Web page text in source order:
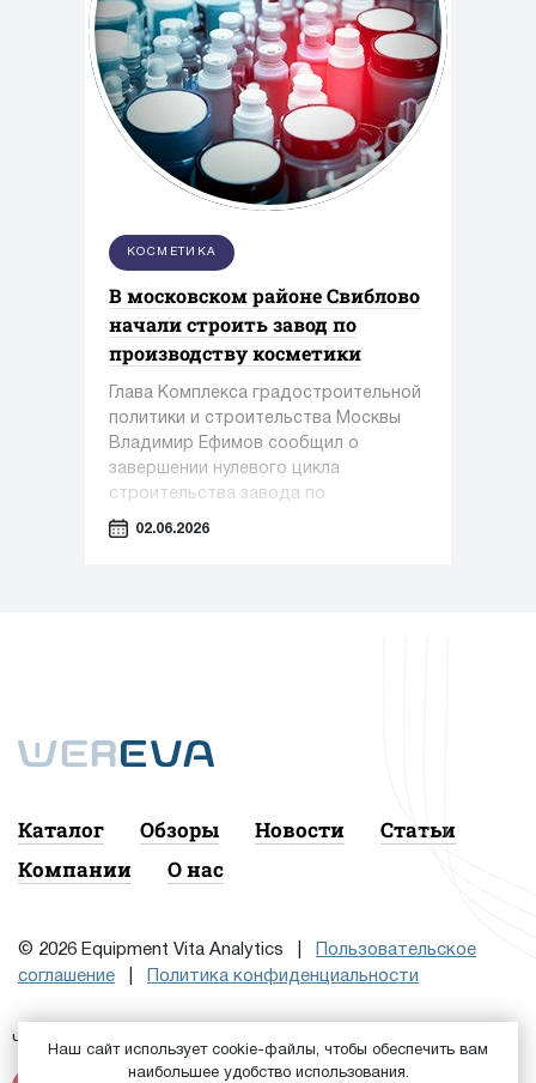
КОСМЕТИКА
В московском районе Свиблово
начали строить завод по
производству косметики
Глава Комплекса градостроительной
политики и строительства Москвы
Владимир Ефимов сообщил о
завершении нулевого цикла
строительства завода по
производству косметики и упаковки в
02.06.2026
Каталог Обзоры Новости
Статьи
Компании
О нас
© 2026 Equipment Vita Analytics |
Пользовательское
соглашение
Политика конфиденциальности
Чтобы подписаться на рассылку, сначала Войдите или
Наш сайт использует cookie-файлы, чтобы обеспечить вам
наибольшее удобство использования.